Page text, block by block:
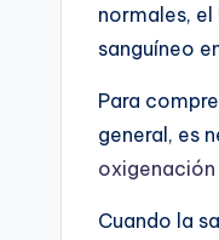
normales,
sanguíneo
Para
general, es
oxigenación
Cuando la